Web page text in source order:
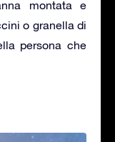
montata e
o granella di
persona che